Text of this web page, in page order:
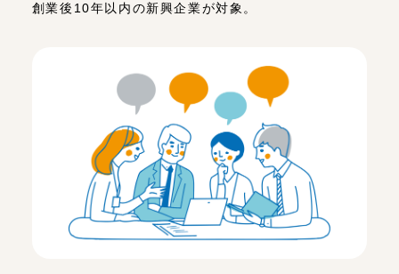
創業後10年以内の新興企業が対象。